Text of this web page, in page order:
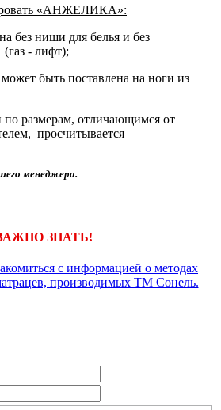
«АНЖЕЛИКА»:
без ниши для белья и без
- лифт);
быть поставлена на ноги из
по размерам, отличающимся от
просчитывается
менеджера.
ЗНАТЬ!
с информацией о методах
производимых ТМ Сонель.